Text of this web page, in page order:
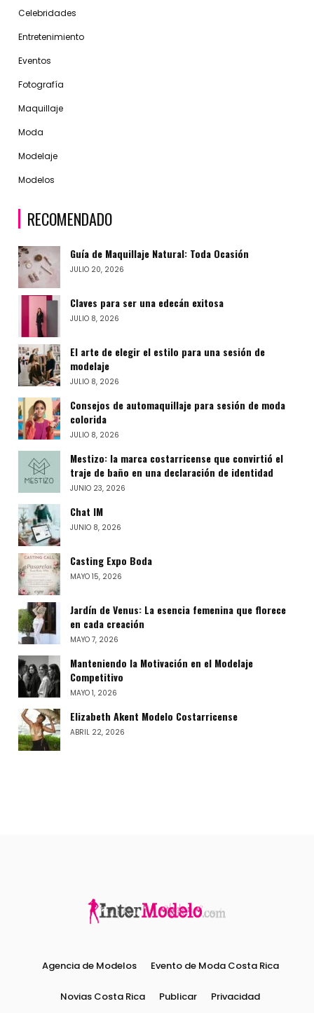
Celebridades
Entretenimiento
Eventos
Fotografía
Maquillaje
Moda
Modelaje
Modelos
RECOMENDADO
Guía de Maquillaje Natural: Toda Ocasión
JULIO 20, 2026
Claves para ser una edecán exitosa
JULIO 8, 2026
El arte de elegir el estilo para una sesión de
modelaje
JULIO 8, 2026
Consejos de automaquillaje para sesión de moda
colorida
JULIO 8, 2026
Mestizo: la marca costarricense que convirtió el
traje de baño en una declaración de identidad
JUNIO 23, 2026
Chat IM
JUNIO 8, 2026
Casting Expo Boda
MAYO 15, 2026
Jardín de Venus: La esencia femenina que florece
en cada creación
MAYO 7, 2026
Manteniendo la Motivación en el Modelaje
Competitivo
MAYO 1, 2026
Elizabeth Akent Modelo Costarricense
ABRIL 22, 2026
Agencia de Modelos Evento de Moda Costa Rica
Novias Costa Rica Publicar Privacidad